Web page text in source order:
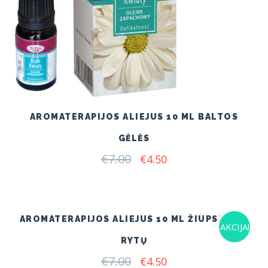
AROMATERAPIJOS ALIEJUS 10 ML BALTOS
GĖLĖS
€7.00 Original
€4.50Current
AKCIJA!
AROMATERAPIJOS ALIEJUS 10 ML ŽIUPSNELIS
RYTŲ
€7.00 Original
€4.50Current